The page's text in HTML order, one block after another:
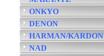
ONKYO
DENON
HARMAN/KARDON
NAD